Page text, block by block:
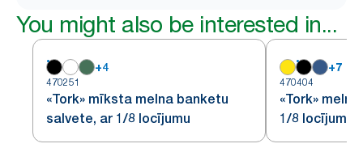
You might also be interested in...
+4
470251
«Tork» mīksta melna banketu
salvete, ar 1/8 locījumu
+7
470404
«Tork»
1/8 locījumu